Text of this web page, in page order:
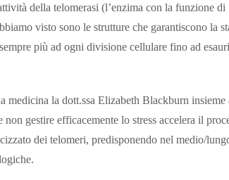
della telomerasi (l’enzima con la funzione
visto sono le strutture che garantiscono
più ad ogni divisione cellulare fino ad
medicina la dott.ssa Elizabeth Blackburn
non gestire efficacemente lo stress accelera il
dei telomeri, predisponendo nel medio/